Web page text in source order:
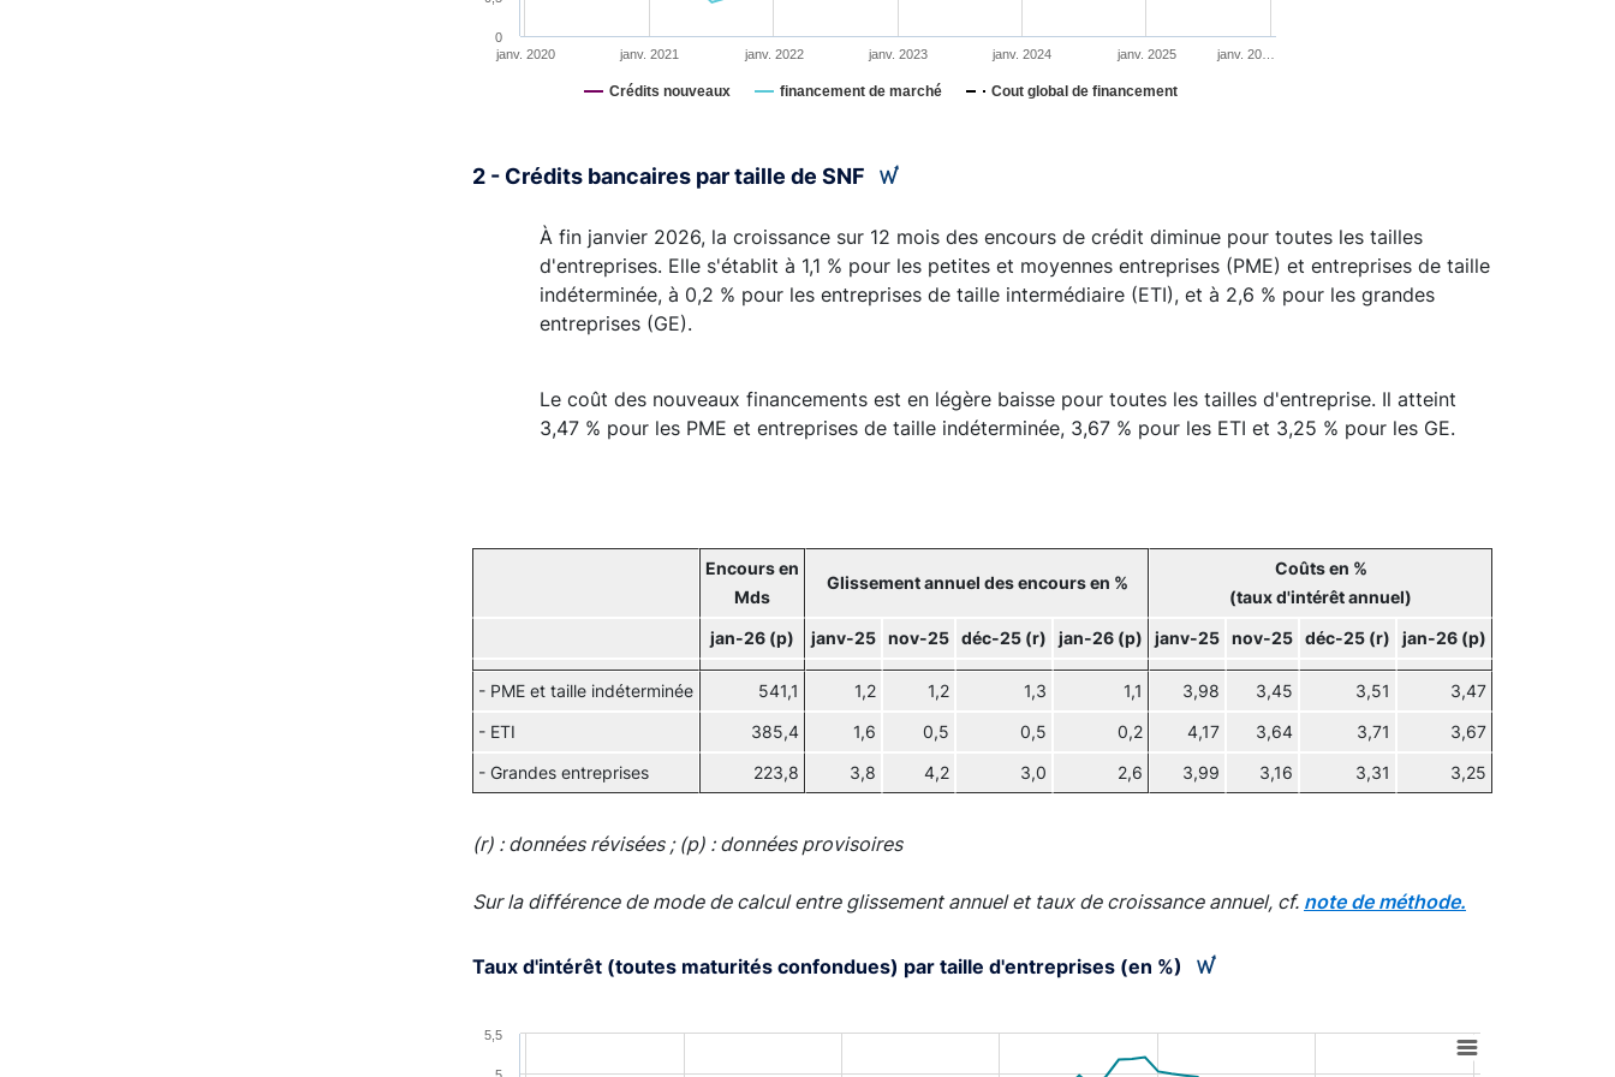
Crédits nouveaux financement de marché Cout global de financement
janv. 2020 janv. 2021 janv. 2022 janv. 2023 janv. 2024 janv. 2025 janv. 20…
0
2 - Crédits bancaires par taille de SNF
À fin janvier 2026, la croissance sur 12 mois des encours de crédit diminue pour toutes les tailles
d'entreprises. Elle s'établit à 1,1 % pour les petites et moyennes entreprises (PME) et entreprises de taille
indéterminée, à 0,2 % pour les entreprises de taille intermédiaire (ETI), et à 2,6 % pour les grandes
entreprises (GE).
Le coût des nouveaux financements est en légère baisse pour toutes les tailles d'entreprise. Il atteint
3,47 % pour les PME et entreprises de taille indéterminée, 3,67 % pour les ETI et 3,25 % pour les GE.
Encours en
Mds
Glissement annuel des encours en %
Coûts en %
(taux d'intérêt annuel)
jan-26 (p) janv-25 nov-25 déc-25 (r) jan-26 (p) janv-25 nov-25 déc-25 (r) jan-26 (p)
- PME et taille indéterminée 541,1 1,2 1,2 1,3 1,1 3,98 3,45 3,51 3,47
- ETI 385,4 1,6 0,5 0,5 0,2 4,17 3,64 3,71 3,67
- Grandes entreprises 223,8 3,8 4,2 3,0 2,6 3,99 3,16 3,31 3,25
(r) : données révisées ; (p) : données provisoires
Sur la différence de mode de calcul entre glissement annuel et taux de croissance annuel, cf. note de méthode.
Taux d'intérêt (toutes maturités confondues) par taille d'entreprises (en %)
5,5